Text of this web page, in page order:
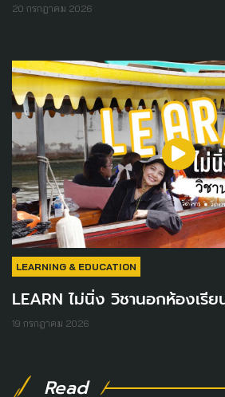
20 กรกฎาคม 2026
LEARNING & EDUCATION
LEARN ไม่นิ่ง วิชานอกห้องเรีย
19 กรกฎาคม 2026
Read